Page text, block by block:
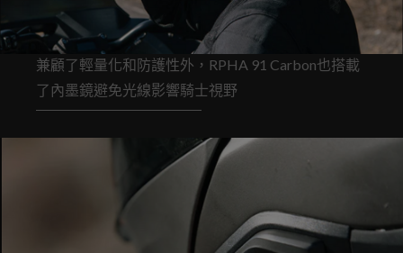
兼顧了輕量化和防護性外，RPHA 91 Carbon也搭載
了內墨鏡避免光線影響騎士視野